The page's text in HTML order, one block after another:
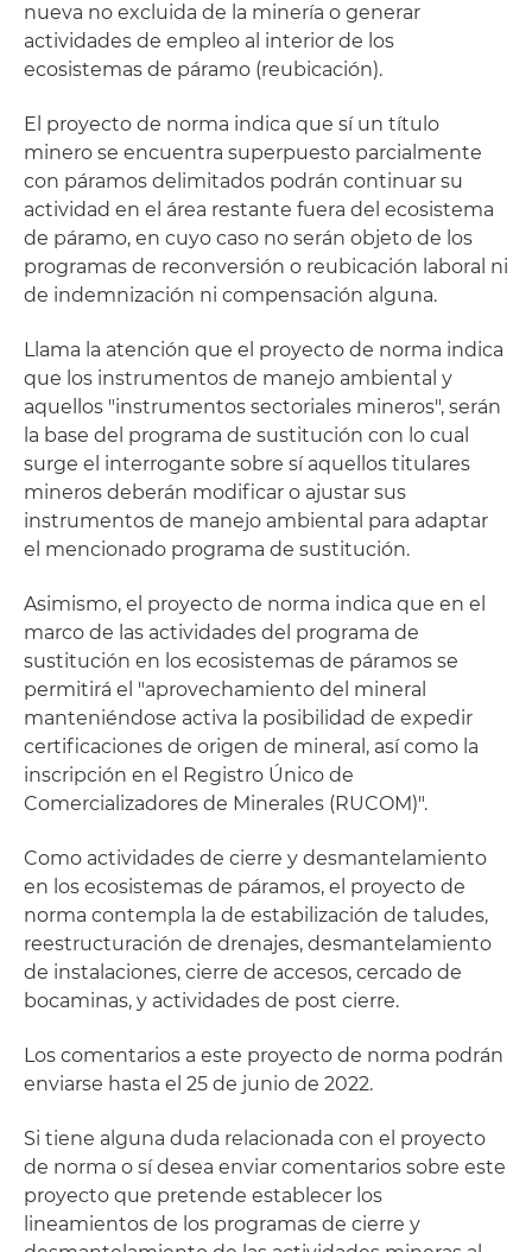
nueva no excluida de la minería o generar
actividades de empleo al interior de los
ecosistemas de páramo (reubicación).
El proyecto de norma indica que sí un título
minero se encuentra superpuesto parcialmente
con páramos delimitados podrán continuar su
actividad en el área restante fuera del ecosistema
de páramo, en cuyo caso no serán objeto de los
programas de reconversión o reubicación laboral ni
de indemnización ni compensación alguna.
Llama la atención que el proyecto de norma indica
que los instrumentos de manejo ambiental y
aquellos "instrumentos sectoriales mineros", serán
la base del programa de sustitución con lo cual
surge el interrogante sobre sí aquellos titulares
mineros deberán modificar o ajustar sus
instrumentos de manejo ambiental para adaptar
el mencionado programa de sustitución.
Asimismo, el proyecto de norma indica que en el
marco de las actividades del programa de
sustitución en los ecosistemas de páramos se
permitirá el "aprovechamiento del mineral
manteniéndose activa la posibilidad de expedir
certificaciones de origen de mineral, así como la
inscripción en el Registro Único de
Comercializadores de Minerales (RUCOM)".
Como actividades de cierre y desmantelamiento
en los ecosistemas de páramos, el proyecto de
norma contempla la de estabilización de taludes,
reestructuración de drenajes, desmantelamiento
de instalaciones, cierre de accesos, cercado de
bocaminas, y actividades de post cierre.
Los comentarios a este proyecto de norma podrán
enviarse hasta el 25 de junio de 2022.
Si tiene alguna duda relacionada con el proyecto
de norma o sí desea enviar comentarios sobre este
proyecto que pretende establecer los
lineamientos de los programas de cierre y